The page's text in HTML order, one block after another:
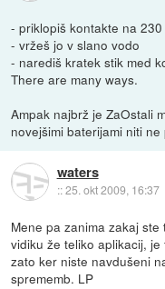
- priklopiš kontakte na 230
- vržeš jo v slano vodo
- narediš kratek stik med
There are many ways.
Ampak najbrž je ZaOstali
novejšimi baterijami niti
waters
::25. okt 2009, 16:37
Mene pa zanima zakaj
vidiku že teliko aplikacij,
zato ker niste navdušeni
sprememb. LP